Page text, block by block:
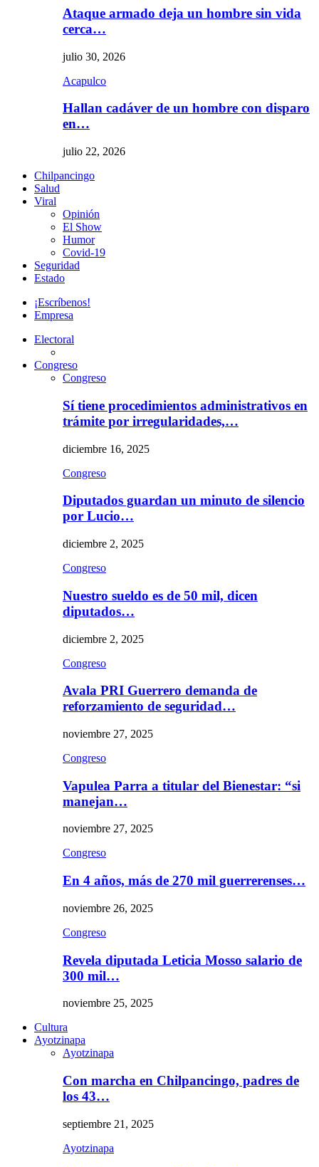
Ataque armado deja un hombre sin vida
cerca…
julio 30, 2026
Acapulco
Hallan cadáver de un hombre con disparo
en…
julio 22, 2026
Chilpancingo
Salud
Viral
Opinión
El Show
Humor
Covid-19
Seguridad
Estado
¡Escríbenos!
Empresa
Electoral
Congreso
Congreso
Sí tiene procedimientos administrativos en
trámite por irregularidades,…
diciembre 16, 2025
Congreso
Diputados guardan un minuto de silencio
por Lucio…
diciembre 2, 2025
Congreso
Nuestro sueldo es de 50 mil, dicen
diputados…
diciembre 2, 2025
Congreso
Avala PRI Guerrero demanda de
reforzamiento de seguridad…
noviembre 27, 2025
Congreso
Vapulea Parra a titular del Bienestar: “si
manejan…
noviembre 27, 2025
Congreso
En 4 años, más de 270 mil guerrerenses…
noviembre 26, 2025
Congreso
Revela diputada Leticia Mosso salario de
300 mil…
noviembre 25, 2025
Cultura
Ayotzinapa
Ayotzinapa
Con marcha en Chilpancingo, padres de
los 43…
septiembre 21, 2025
Ayotzinapa